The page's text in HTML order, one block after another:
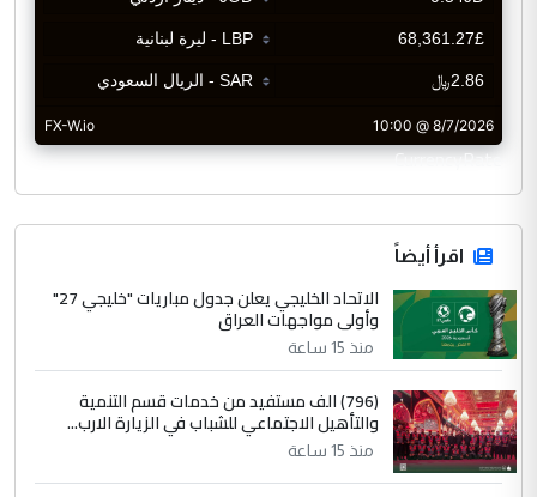
CurrencyRate
اقرأ أيضاً
الاتحاد الخليجي يعلن جدول مباريات "خليجي 27"
وأولى مواجهات العراق
منذ 15 ساعة
(796) الف مستفيد من خدمات قسم التنمية
والتأهيل الاجتماعي للشباب في الزيارة الارب...
منذ 15 ساعة